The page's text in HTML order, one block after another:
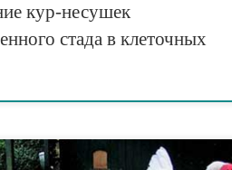
кур-несушек
стада в клеточных
стада с суточного возраста и до